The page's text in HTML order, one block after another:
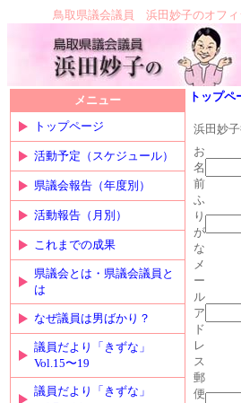
鳥取県議会議員 浜田妙子のオフ
メニュー
トップページ
活動予定（スケジュール）
県議会報告（年度別）
活動報告（月別）
これまでの成果
県議会とは・県議会議員と
は
なぜ議員は男ばかり？
議員だより「きずな」
Vol.15〜19
議員だより「きずな」
トップペ
浜田妙
お
名
前
ふ
り
が
な
メ
ー
ル
ア
ド
レ
ス
郵
便